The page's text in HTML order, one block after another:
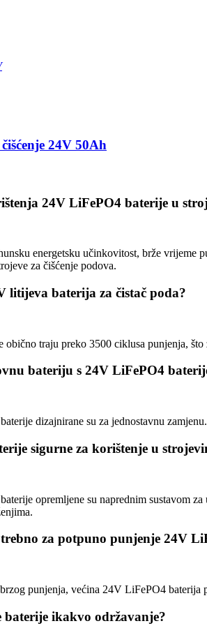
24V 50Ah
24V LiFePO4 baterije u
energetsku učinkovitost, brže
za čišćenje podova.
litijeva baterija za čistač poda?
traju preko 3500 ciklusa punjenja,
bateriju s 24V LiFePO4
dizajnirane su za jednostavnu
sigurne za korištenje u
opremljene su naprednim sustavom
za potpuno punjenje 24V
punjenja, većina 24V LiFePO4 baterija
ikakvo održavanje?